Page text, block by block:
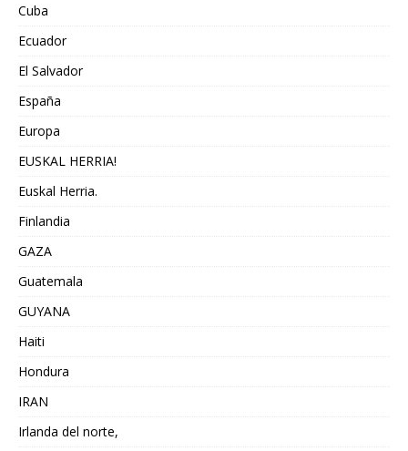
Cuba
Ecuador
El Salvador
España
Europa
EUSKAL HERRIA!
Euskal Herria.
Finlandia
GAZA
Guatemala
GUYANA
Haiti
Hondura
IRAN
Irlanda del norte,